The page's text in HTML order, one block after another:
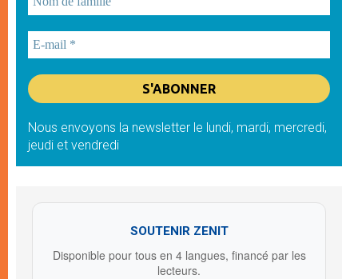
Nous envoyons la newsletter le lundi, mardi, mercredi,
jeudi et vendredi
SOUTENIR ZENIT
Disponible pour tous en 4 langues, financé par les
lecteurs.